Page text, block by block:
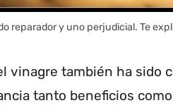
reparador y uno perjudicial. Te
vinagre también ha sido
tanto beneficios